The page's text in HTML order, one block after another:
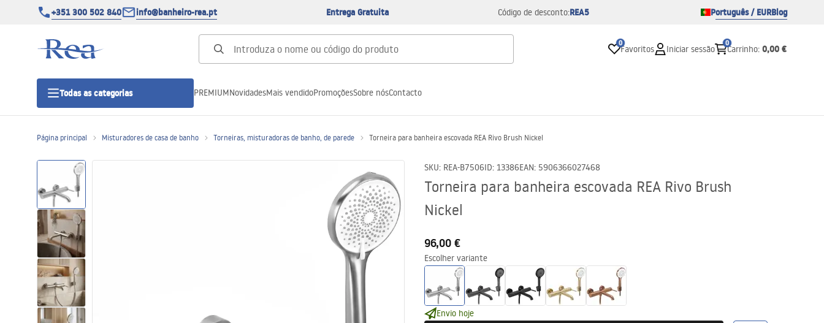
+351 300 502 840 info@banheiro-rea.pt Entrega Gratuita Código de desconto:REA5 Português / EURBlog
0
Favoritos Iniciar sessão
0
Carrinho: 0,00 €
Todas as categorias
outras
Portas de duche
Bases de duche de casa de banho
Sumidouros de duche
Sanitas, lavatórios
PREMIUMNovidadesMais vendidoPromoçõesSobre nósContacto
Página principal Misturadores de casa de banho Torneiras, misturadoras de banho, de parede Torneira para banheira escovada REA Rivo Brush Nickel
SKU: REA-B7506ID: 13386EAN: 5906366027468
Torneira para banheira escovada REA Rivo Brush
Nickel
96,00 €
Escolher variante
Envio hoje